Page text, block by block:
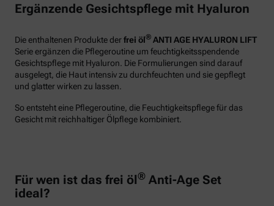
Ergänzende Gesichtspflege mit Hyaluron
Die enthaltenen Produkte derfrei öl® ANTI AGE HYALURON LIFT
Serie ergänzen die Pflegeroutine um feuchtigkeitsspendende
Gesichtspflege mit Hyaluron. Die Formulierungen sind darauf
ausgelegt, die Haut intensiv zu durchfeuchten und sie gepflegt
und glatter wirken zu lassen.
So entsteht eine Pflegeroutine, die Feuchtigkeitspflege für das
Gesicht mit reichhaltiger Ölpflege kombiniert.
Für wen ist das frei öl® Anti-Age Set
ideal?